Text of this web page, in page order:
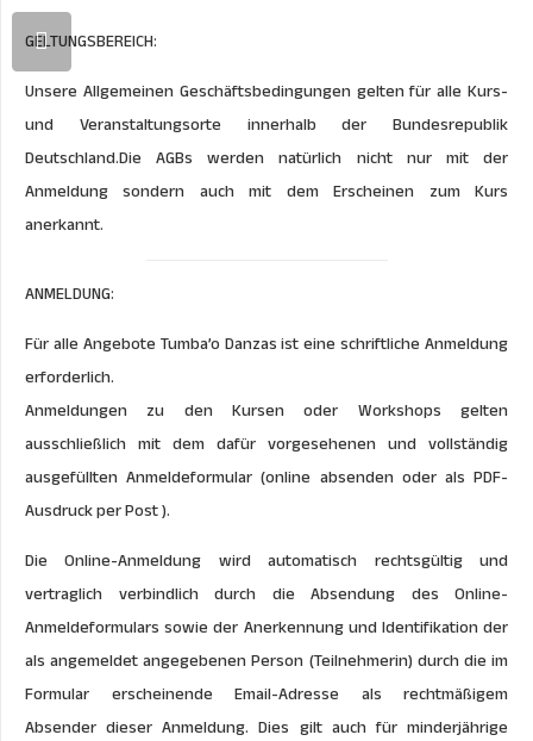
GELTUNGSBEREICH:
Unsere Allgemeinen Geschäftsbedingungen gelten für alle Kurs-
und Veranstaltungsorte innerhalb der Bundesrepublik
Deutschland.Die AGBs werden natürlich nicht nur mit der
Anmeldung sondern auch mit dem Erscheinen zum Kurs
anerkannt.
ANMELDUNG:
Für alle Angebote Tumba’o Danzas ist eine schriftliche Anmeldung
erforderlich.
Anmeldungen zu den Kursen oder Workshops gelten
ausschließlich mit dem dafür vorgesehenen und vollständig
ausgefüllten Anmeldeformular (online absenden oder als PDF-
Ausdruck per Post ).
Die Online-Anmeldung wird automatisch rechtsgültig und
vertraglich verbindlich durch die Absendung des Online-
Anmeldeformulars sowie der Anerkennung und Identifikation der
als angemeldet angegebenen Person (Teilnehmerin) durch die im
Formular erscheinende Email-Adresse als rechtmäßigem
Absender dieser Anmeldung. Dies gilt auch für minderjährige